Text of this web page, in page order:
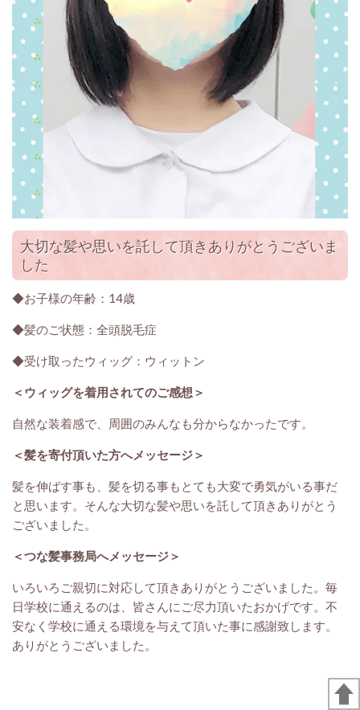
大切な髪や思いを託して頂きありがとうございま
した
◆お子様の年齢：14歳
◆髪のご状態：全頭脱毛症
◆受け取ったウィッグ：ウィットン
＜ウィッグを着用されてのご感想＞
自然な装着感で、周囲のみんなも分からなかったです。
＜髪を寄付頂いた方へメッセージ＞
髪を伸ばす事も、髪を切る事もとても大変で勇気がいる事だ
と思います。そんな大切な髪や思いを託して頂きありがとう
ございました。
＜つな髪事務局へメッセージ＞
いろいろご親切に対応して頂きありがとうございました。毎
日学校に通えるのは、皆さんにご尽力頂いたおかげです。不
安なく学校に通える環境を与えて頂いた事に感謝致します。
ありがとうございました。